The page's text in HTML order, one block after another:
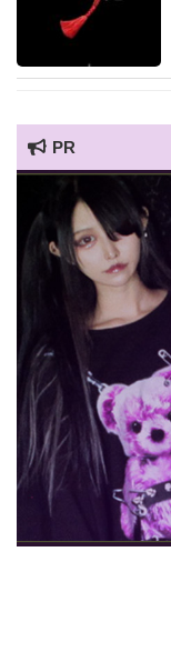
PR
HARAJUKU